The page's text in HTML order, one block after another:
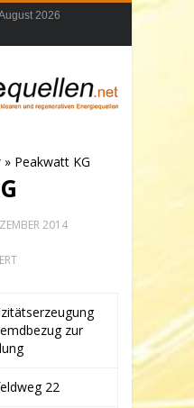
2026
» Peakwatt KG
2014
FÜR
zur
22